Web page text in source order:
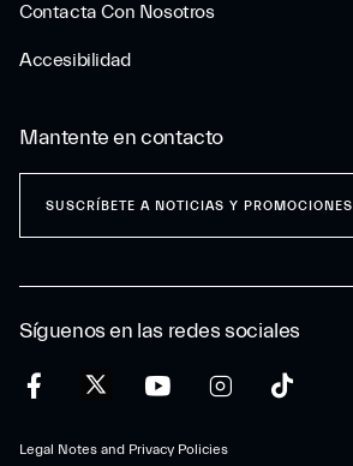
Contacta Con Nosotros
Accesibilidad
Síguenos en las redes sociales
Legal Notes and Privacy Policies
Mantente en contacto
SUSCRÍBETE A NOTICIAS Y PROMOCIONES